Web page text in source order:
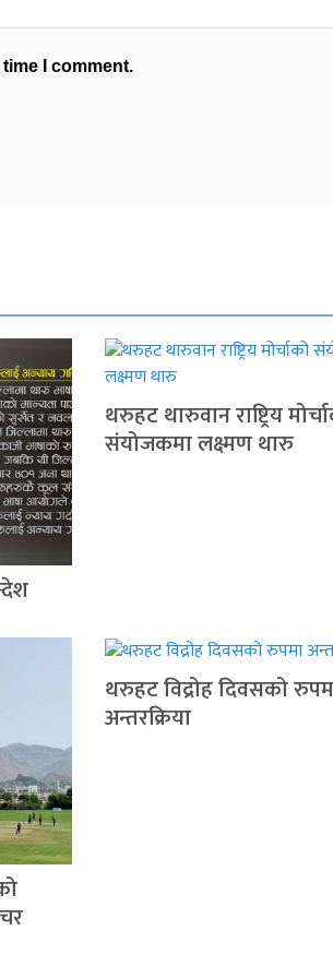
I comment.
थरुहट थारुवान राष्ट्रिय
संयोजकमा लक्ष्मण थारु
थरुहट विद्रोह दिवसको
अन्तरक्रिया